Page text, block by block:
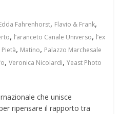
Fahrenhorst, Flavio & Frank,
, l’aranceto Canale Universo, l’ex
, Matino, Palazzo Marchesale
,Veronica Nicolardi,Yeast Photo
che unisce
ripensare il rapporto tra